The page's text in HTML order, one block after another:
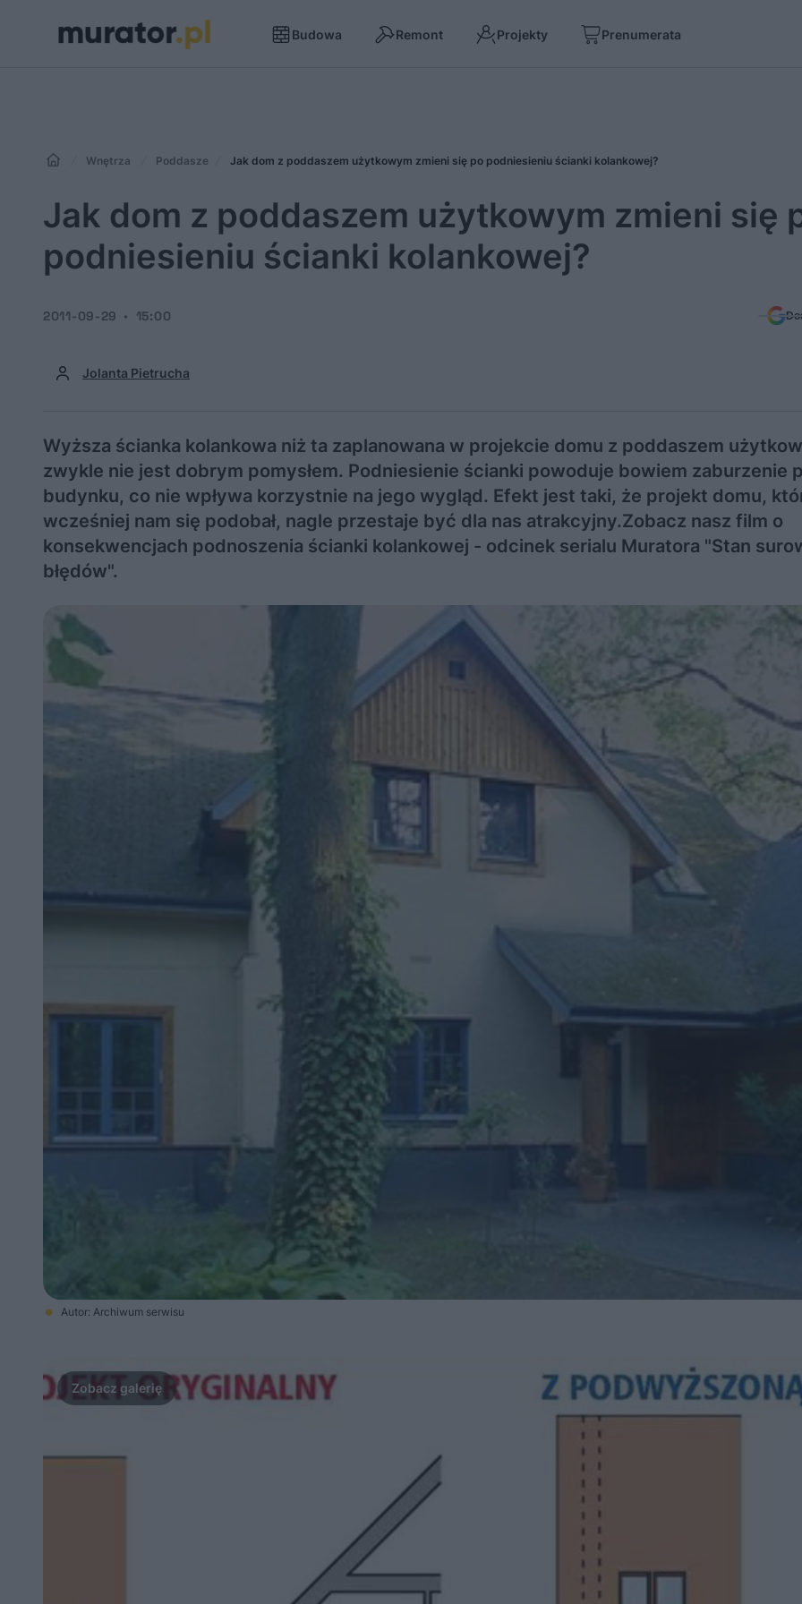
Budowa Remont Projekty Prenumerata
Wnętrza Poddasze Jak dom z poddaszem użytkowym zmieni się po podniesieniu ścianki kolankowej?
Jak dom z poddaszem użytkowym zmieni się
podniesieniu ścianki kolankowej?
Jolanta Pietrucha
2011-09-29 15:00
Wyższa ścianka kolankowa niż ta zaplanowana w projekcie domu z poddaszem
zwykle nie jest dobrym pomysłem. Podniesienie ścianki powoduje bowiem zaburzenie
budynku, co nie wpływa korzystnie na jego wygląd. Efekt jest taki, że projekt domu,
wcześniej nam się podobał, nagle przestaje być dla nas atrakcyjny.Zobacz nasz film o
konsekwencjach podnoszenia ścianki kolankowej - odcinek serialu Muratora "Stan
błędów".
Autor: Archiwum serwisu